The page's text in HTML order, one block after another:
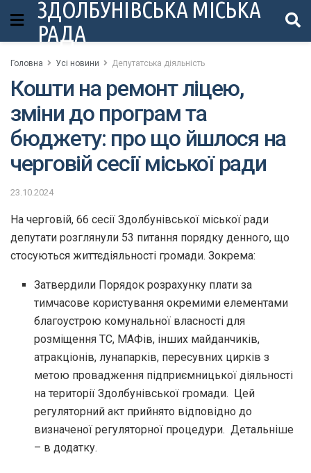
ЗДОЛБУНІВСЬКА МІСЬКА
РАДА
Головна Усі новини Депутатська діяльність
Кошти на ремонт ліцею,
зміни до програм та
бюджету: про що йшлося на
черговій сесії міської ради
23.10.2024
На черговій, 66 сесії Здолбунівської міської ради
депутати розглянули 53 питання порядку денного, що
стосуються життєдіяльності громади. Зокрема:
Затвердили Порядок розрахунку плати за
тимчасове користування окремими елементами
благоустрою комунальної власності для
розміщення ТС, МАФів, інших майданчиків,
атракціонів, лунапарків, пересувних цирків з
метою провадження підприємницької діяльності
на території Здолбунівської громади. Цей
регуляторний акт прийнято відповідно до
визначеної регуляторної процедури. Детальніше
– в додатку.